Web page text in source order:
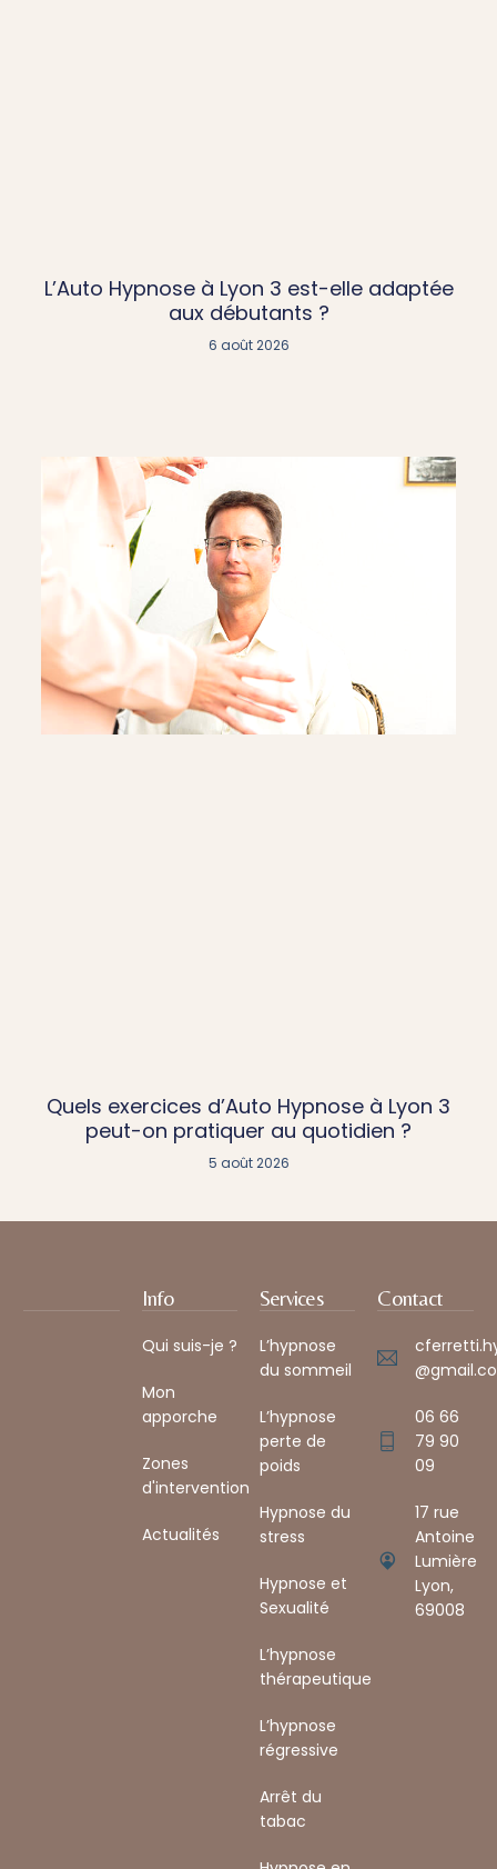
L’Auto Hypnose à Lyon 3 est-elle adaptée
aux débutants ?
6 août 2026
Quels exercices d’Auto Hypnose à Lyon 3
peut-on pratiquer au quotidien ?
5 août 2026
Info
Qui suis-je ?
Mon
apporche
Zones
d'intervention
Actualités
Services
L’hypnose
du sommeil
L’hypnose
perte de
poids
Hypnose du
stress
Hypnose et
Sexualité
L’hypnose
thérapeutique
L’hypnose
régressive
Arrêt du
tabac
Contact
06 66
79 90
09
17 rue
Antoine
Lumière
Lyon,
69008 ​